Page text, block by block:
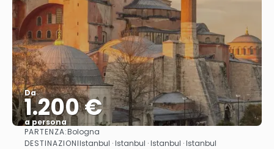
Da
1.200 €
a persona
Vedere
PARTENZA:Bologna
DESTINAZIONIIstanbul · Istanbul · Istanbul · Istanbul